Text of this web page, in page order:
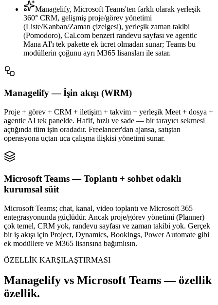
Managelify, Microsoft Teams'ten farklı olarak yerleşik
360° CRM, gelişmiş proje/görev yönetimi
(Liste/Kanban/Zaman çizelgesi), yerleşik zaman takibi
(Pomodoro), Cal.com benzeri randevu sayfası ve agentic
Mana AI'ı tek pakette ek ücret olmadan sunar; Teams bu
modüllerin çoğunu ayrı M365 lisansları ile satar.
Managelify — İşin akışı (WRM)
Proje + görev + CRM + iletişim + takvim + yerleşik Meet + dosya +
agentic AI tek panelde. Hafif, hızlı ve sade — bir tarayıcı sekmesi
açtığında tüm işin oradadır. Freelancer'dan ajansa, satıştan
operasyona uçtan uca çalışma ilişkisi yönetimi sunar.
Microsoft Teams — Toplantı + sohbet odaklı
kurumsal süit
Microsoft Teams; chat, kanal, video toplantı ve Microsoft 365
entegrasyonunda güçlüdür. Ancak proje/görev yönetimi (Planner)
çok temel, CRM yok, randevu sayfası ve zaman takibi yok. Gerçek
bir iş akışı için Project, Dynamics, Bookings, Power Automate gibi
ek modüllere ve M365 lisansına bağımlısın.
ÖZELLİK KARŞILAŞTIRMASI
Managelify vs Microsoft Teams — özellik
özellik.